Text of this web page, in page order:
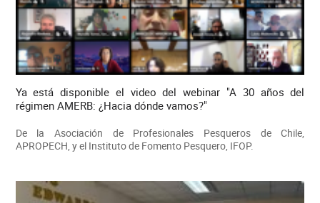
Ya está disponible el video del webinar "A 30 años del
régimen AMERB: ¿Hacia dónde vamos?"
De la Asociación de Profesionales Pesqueros de Chile,
APROPECH, y el Instituto de Fomento Pesquero, IFOP.